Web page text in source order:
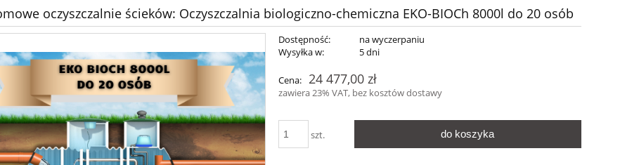
oczyszczalnie ścieków: Oczyszczalnia biologiczno-chemiczna EKO-BIOCh 8000l do 20 osób
Dostępność:
na wyczerpaniu
Wysyłka w:
5 dni
Cena: 24 477,00 zł
zawiera 23% VAT, bez kosztów dostawy
szt. do koszyka